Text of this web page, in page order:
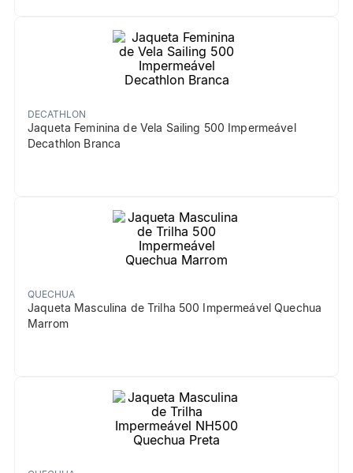
DECATHLON
Jaqueta Feminina de Vela Sailing 500 Impermeável
Decathlon Branca
QUECHUA
Jaqueta Masculina de Trilha 500 Impermeável Quechua
Marrom